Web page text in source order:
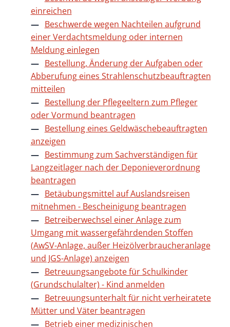
einreichen
Beschwerde wegen Nachteilen aufgrund
einer Verdachtsmeldung oder internen
Meldung einlegen
Bestellung, Änderung der Aufgaben oder
Abberufung eines Strahlenschutzbeauftragten
mitteilen
Bestellung der Pflegeeltern zum Pfleger
oder Vormund beantragen
Bestellung eines Geldwäschebeauftragten
anzeigen
Bestimmung zum Sachverständigen für
Langzeitlager nach der Deponieverordnung
beantragen
Betäubungsmittel auf Auslandsreisen
mitnehmen - Bescheinigung beantragen
Betreiberwechsel einer Anlage zum
Umgang mit wassergefährdenden Stoffen
(AwSV-Anlage, außer Heizölverbraucheranlage
und JGS-Anlage) anzeigen
Betreuungsangebote für Schulkinder
(Grundschulalter) - Kind anmelden
Betreuungsunterhalt für nicht verheiratete
Mütter und Väter beantragen
Betrieb einer medizinischen